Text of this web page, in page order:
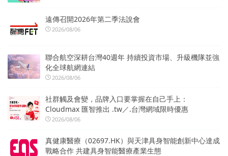
遠傳召開2026年第二季法說會
2026/08/06
聯合航空深耕台灣40週年 持續投資市場、升級機隊並強
化全球航網連結
2026/08/06
社群觸及會變，品牌入口要掌握在自己手上：
Cloudmax 匯智推出 .tw／.台灣網域限時優惠
2026/08/06
真健康醫療（02697.HK）與天津具身智能創新中心達成
戰略合作 共建具身智能醫療產業生態